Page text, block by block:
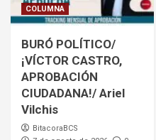
COLUMNA
BURÓ POLÍTICO/
¡VÍCTOR CASTRO,
APROBACIÓN
CIUDADANA!/ Ariel
Vilchis
BitacoraBCS